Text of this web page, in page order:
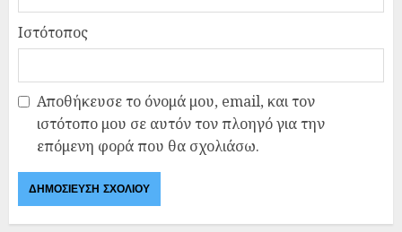
Ιστότοπος
Αποθήκευσε το όνομά μου, email, και τον
ιστότοπο μου σε αυτόν τον πλοηγό για την
επόμενη φορά που θα σχολιάσω.